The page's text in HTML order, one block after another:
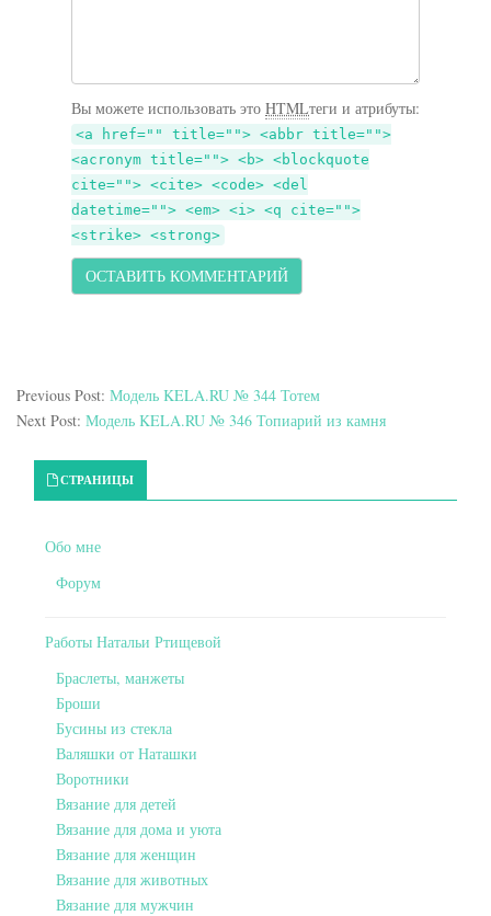
Вы можете использовать это HTMLтеги и атрибуты:
<a href="" title=""> <abbr title="">
<acronym title=""> <b> <blockquote
cite=""> <cite> <code> <del
datetime=""> <em> <i> <q cite="">
<strike> <strong>
Previous Post: Модель KELA.RU № 344 Тотем
Next Post: Модель KELA.RU № 346 Топиарий из камня
Primary Sidebar
СТРАНИЦЫ
Обо мне
Форум
Работы Натальи Ртищевой
Браслеты, манжеты
Броши
Бусины из стекла
Валяшки от Наташки
Воротники
Вязание для детей
Вязание для дома и уюта
Вязание для женщин
Вязание для животных
Вязание для мужчин